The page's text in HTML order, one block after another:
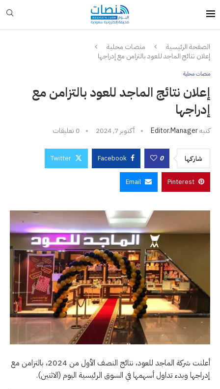
الصفحة الرئيسية
منصات محلية
إعلان نتائج الماجد للعود بالتزامن مع إدراجها
منصات محلية
إعلان نتائج الماجد للعود بالتزامن مع
إدراجها
كتبهEditor.manager أكتوبر 7, 2024 0 تعليقات
شاركها 0
Facebook
Twitter
Pinterest
Email
أعلنت شركة الماجد للعود، نتائج النصف الأول من 2024، بالتزامن مع
إدراجها وبدء تداول أسهمها في السوق الرئيسية اليوم (الاثنين).